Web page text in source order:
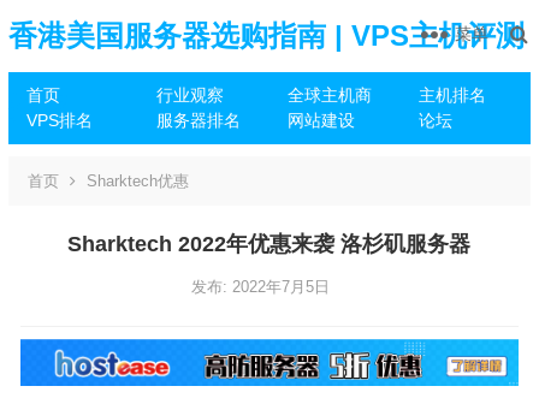
香港美国服务器选购指南 | VPS主机评测
推荐
首页 行业观察 全球主机商
主机排名
VPS排名
服务器排名 网站建设 论坛
菜单
首页 Sharktech优惠
Sharktech 2022年优惠来袭 洛杉矶服务器
发布: 2022年7月5日